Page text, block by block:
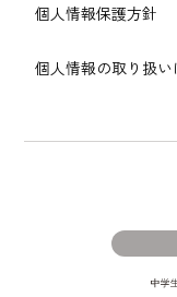
個人情報保護方針
個人情報の取り扱い